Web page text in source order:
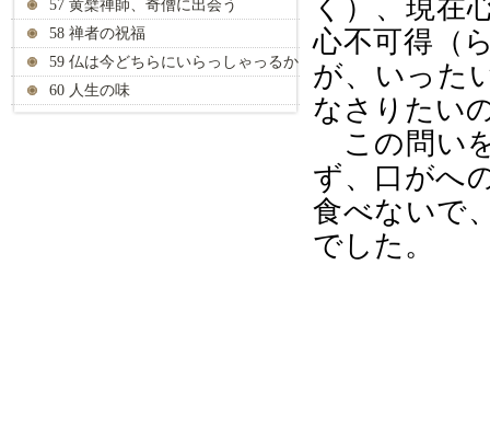
57 黄檗禅師、奇僧に出会う
58 禅者の祝福
59 仏は今どちらにいらっしゃっるか
60 人生の味
く）、現在
心不可得（
が、いった
なさりたい
この問い
ず、口がへ
食べないで
でした。